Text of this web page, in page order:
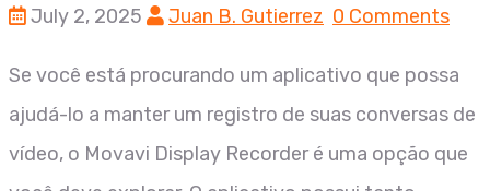
July 2, 2025
Juan B. Gutierrez 0 Comments
Se você está procurando um aplicativo que possa
ajudá-lo a manter um registro de suas conversas de
vídeo, o Movavi Display Recorder é uma opção que